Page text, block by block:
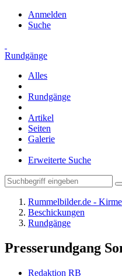
Anmelden
Suche
Rundgänge
Alles
Rundgänge
Artikel
Seiten
Galerie
Erweiterte Suche
Rummelbilder.de -
Beschickungen
Rundgänge
Presserundgang
Redaktion RB